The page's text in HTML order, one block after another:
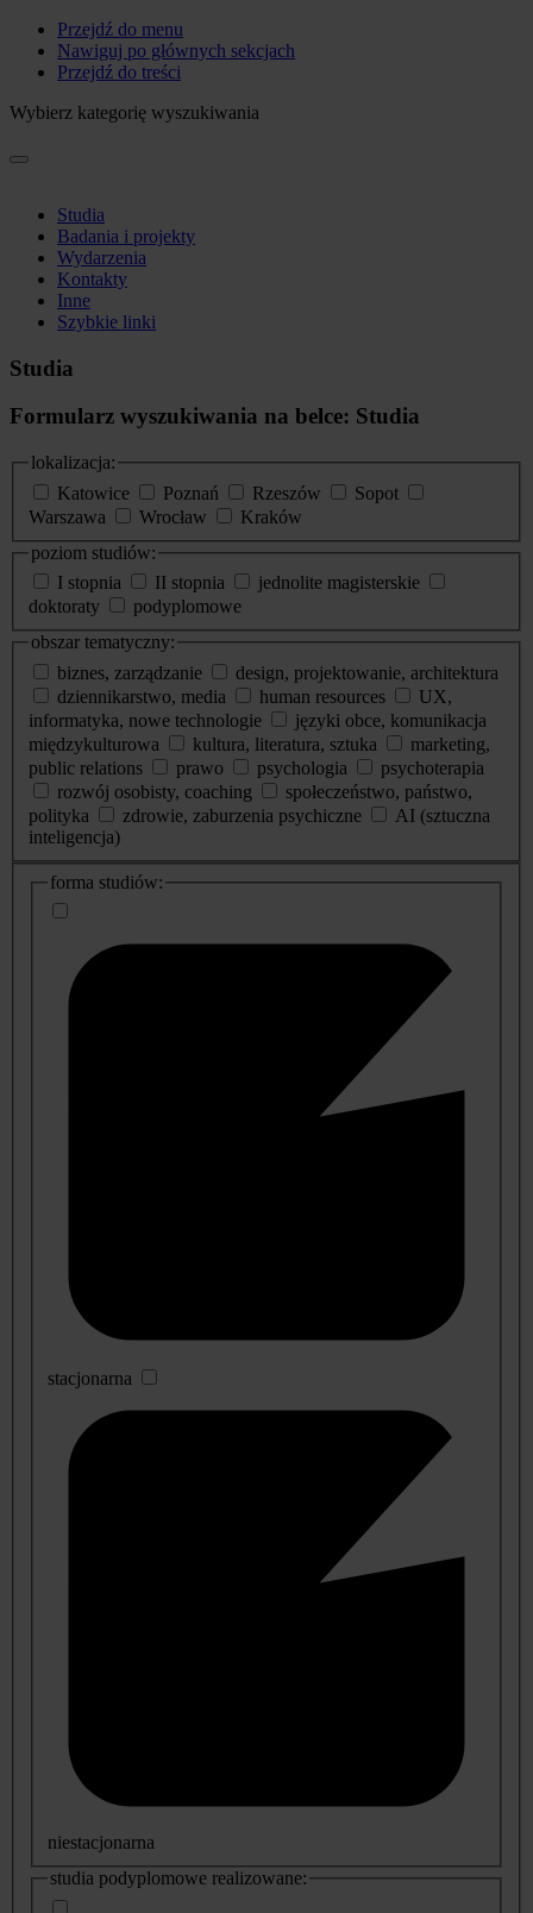
Przejdź do menu
Nawiguj po głównych sekcjach
Przejdź do treści
Wybierz kategorię wyszukiwania
Studia
Badania i projekty
Wydarzenia
Kontakty
Inne
Szybkie linki
Studia
Formularz wyszukiwania na belce: Studia
lokalizacja:
Katowice
Poznań Rzeszów
Sopot
Warszawa
Wrocław
Kraków
poziom studiów:
I stopnia
II stopnia
jednolite magisterskie
doktoraty
podyplomowe
obszar tematyczny:
biznes, zarządzanie
design, projektowanie, architektura
dziennikarstwo, media
human resources
UX,
informatyka, nowe technologie
języki obce, komunikacja
międzykulturowa
kultura, literatura, sztuka
marketing,
public relations
prawo psychologia
psychoterapia
rozwój osobisty, coaching
społeczeństwo, państwo,
polityka
zdrowie, zaburzenia psychiczne
AI (sztuczna
inteligencja)
dodatkowe
informacje
forma studiów:
stacjonarna
niestacjonarna
studia podyplomowe realizowane: